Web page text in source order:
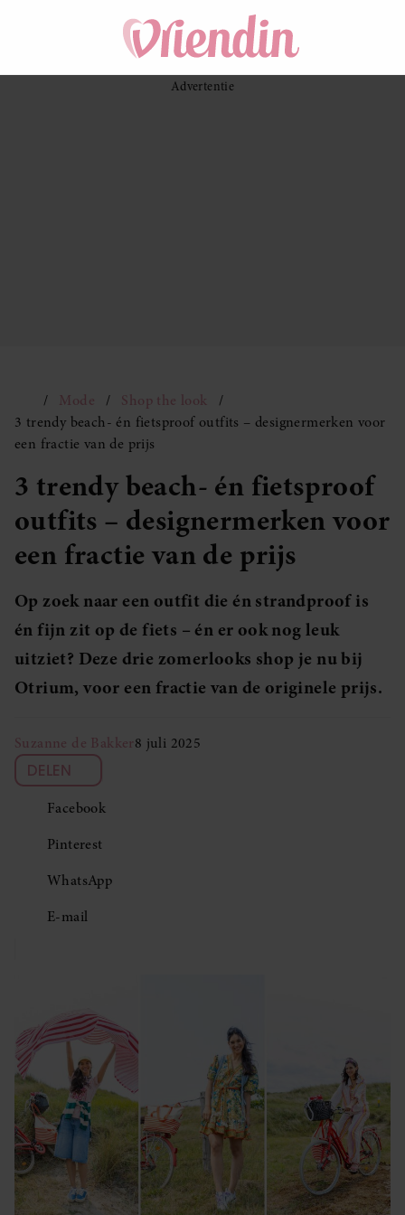
Mode
Shop the look
3 trendy beach- én fietsproof outfits – designermerken voor
een fractie van de prijs
3 trendy beach- én fietsproof
outfits – designermerken voor
een fractie van de prijs
Op zoek naar een outfit die én strandproof is
én fijn zit op de fiets – én er ook nog leuk
uitziet? Deze drie zomerlooks shop je nu bij
Otrium, voor een fractie van de originele prijs.
Suzanne de Bakker8 juli 2025
DELEN
Facebook
Pinterest
WhatsApp
E-mail